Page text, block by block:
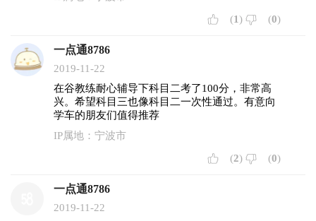
(1) (0)
一点通8786
2019-11-22
在谷教练耐心辅导下科目二考了100分，非常高
兴。希望科目三也像科目二一次性通过。有意向
学车的朋友们值得推荐
IP属地：宁波市
(2) (0)
一点通8786
2019-11-22